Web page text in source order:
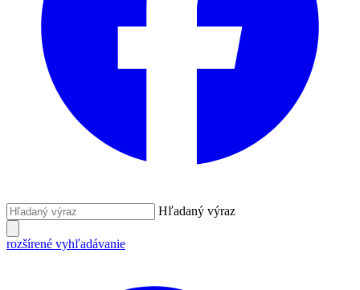
Hľadaný výraz
rozšírené vyhľadávanie